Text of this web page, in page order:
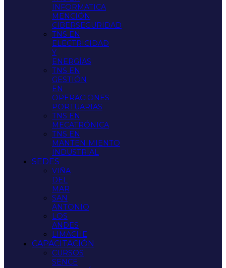
INFORMATICA
MENCIÓN
CIBERSEGURIDAD
TNS EN
ELECTRICIDAD
Y
ENERGÍAS
TNS EN
GESTIÓN
EN
OPERACIONES
PORTUARIAS
TNS EN
MECATRÓNICA
TNS EN
MANTENIMIENTO
INDUSTRIAL
SEDES
VIÑA
DEL
MAR
SAN
ANTONIO
LOS
ANDES
LIMACHE
CAPACITACIÓN
CURSOS
SENCE